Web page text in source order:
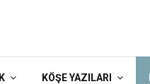
KÖŞE YAZILARI